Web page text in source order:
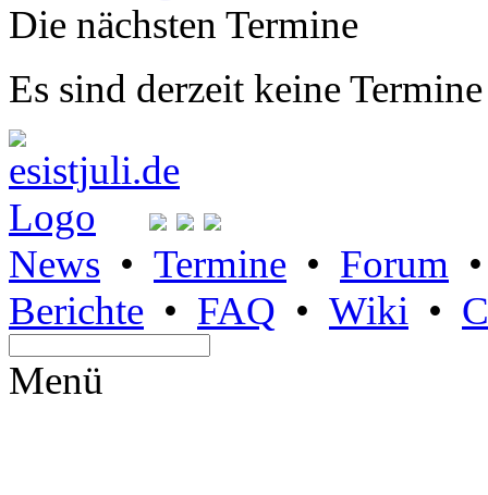
Die nächsten Termine
Es sind derzeit keine
News • Termine • Forum
Berichte • FAQ • Wiki •
Menü